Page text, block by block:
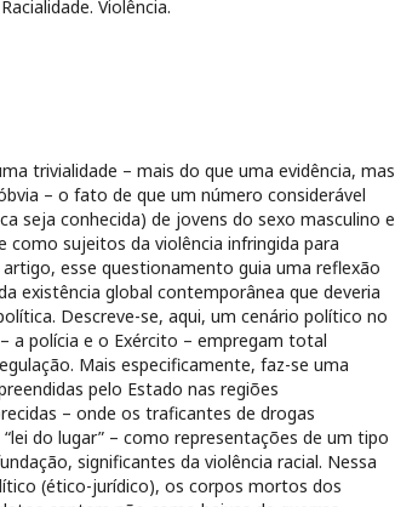
Violência.
trivialidade – mais do que uma evidência, mas
– o fato de que um número considerável
seja conhecida) de jovens do sexo masculino e
como sujeitos da violência infringida para
esse questionamento guia uma reflexão
existência global contemporânea que deveria
Descreve-se, aqui, um cenário político no
a polícia e o Exército – empregam total
Mais especificamente, faz-se uma
pelo Estado nas regiões
– onde os traficantes de drogas
do lugar” – como representações de um tipo
significantes da violência racial. Nessa
(ético-jurídico), os corpos mortos dos